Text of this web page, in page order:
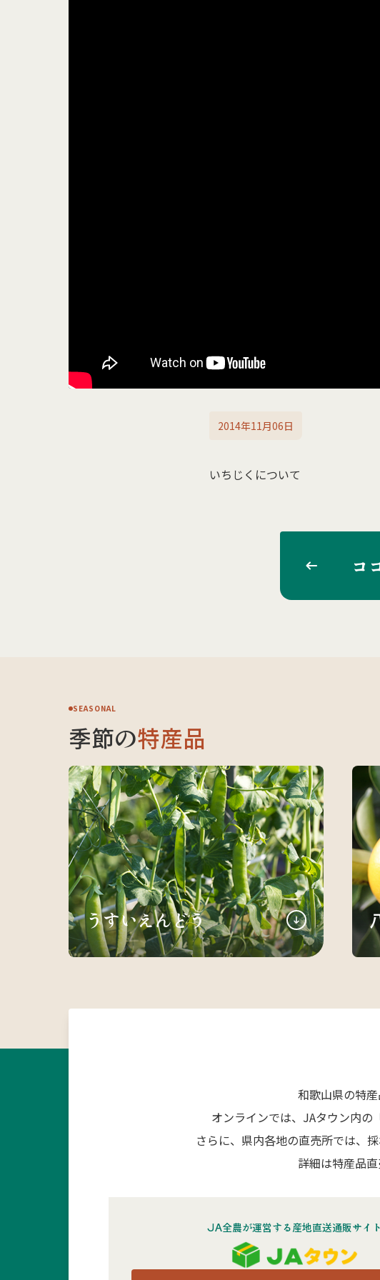
2014年11月06日
いちじくについて
コ
SEASONAL
季節の特産品
うすいえんどう
和歌山県の特
オンラインでは、JAタウン内の
さらに、県内各地の直売所では、
詳細は特産品
JA全農が運営する産地直送通販サイト